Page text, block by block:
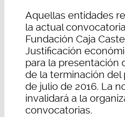
Aquellas entidades
la actual
Fundación Caja
Justificación
para la presentación
de la terminación del
de julio de 2016. La
invalidará a la
convocatorias.